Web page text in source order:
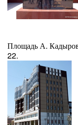
Площадь А.
22.